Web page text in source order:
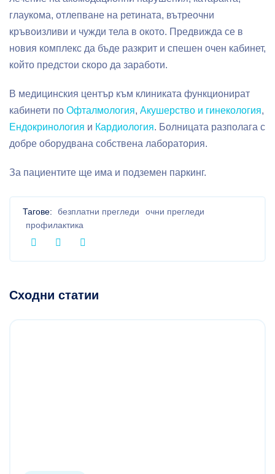
глаукома, отлепване на ретината, вътреочни
кръвоизливи и чужди тела в окото. Предвижда се в
новия комплекс да бъде разкрит и спешен очен кабинет,
който предстои скоро да заработи.
В медицинския център към клиниката функционират
кабинети по Офталмология, Акушерство и гинекология,
Ендокринология и Кардиология. Болницата разполага с
добре оборудвана собствена лаборатория.
За пациентите ще има и подземен паркинг.
Тагове: безплатни прегледи
очни прегледи
профилактика
Сходни статии